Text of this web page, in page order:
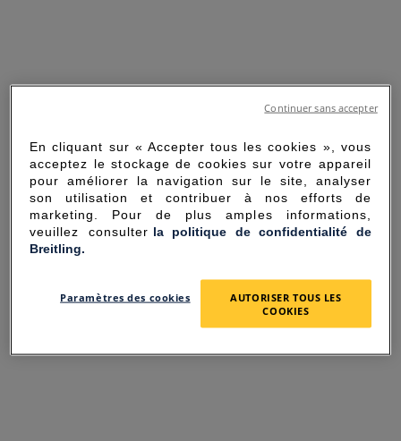
SORRY FOR THE
INCONVENIENCE
UNEXPECTED ERROR OCCURRED.
En cliquant sur « Accepter tous les cookies », vous
acceptez le stockage de cookies sur votre appareil
pour améliorer la navigation sur le site, analyser
son utilisation et contribuer à nos efforts de
marketing. Pour de plus amples informations,
veuillez consulter la politique de confidentialité de
Breitling.
Paramètres des cookies
AUTORISER TOUS LES
COOKIES
Continuer sans accepter